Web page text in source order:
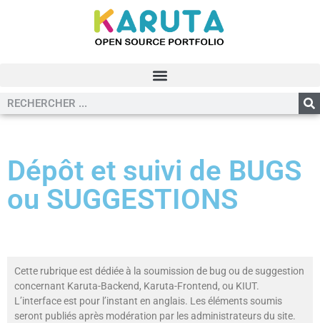
Dépôt et suivi de BUGS
ou SUGGESTIONS
Cette rubrique est dédiée à la soumission de bug ou de suggestion
concernant Karuta-Backend, Karuta-Frontend, ou KIUT.
L’interface est pour l’instant en anglais. Les éléments soumis
seront publiés après modération par les administrateurs du site.